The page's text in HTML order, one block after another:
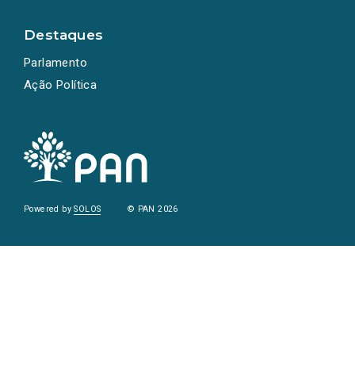
Destaques
Parlamento
Ação Política
Powered bySOLOS © PAN 2026